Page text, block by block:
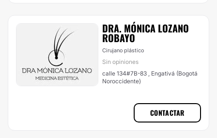
DRA. MÓNICA LOZANO
ROBAYO
Cirujano plástico
Sin opiniones
calle 134#7B-83 , Engativá (Bogotá
Noroccidente)
CONTACTAR